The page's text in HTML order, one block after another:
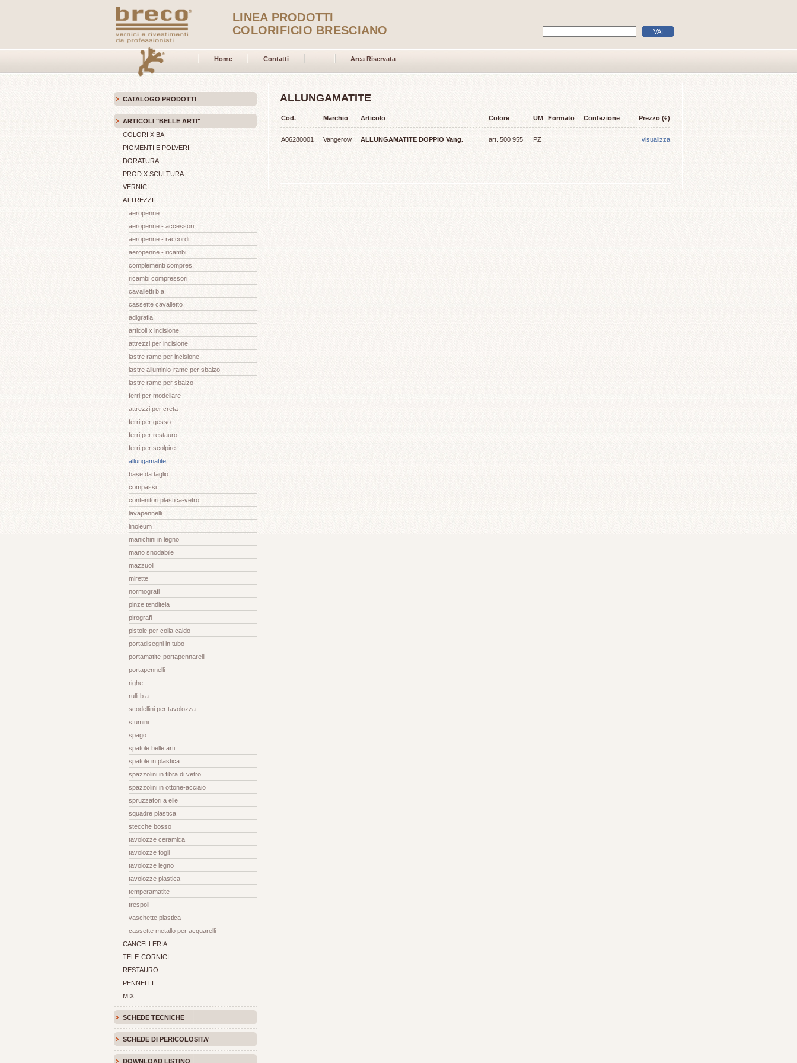
LINEA PRODOTTI
COLORIFICIO BRESCIANO
Home Contatti Area Riservata
CATALOGO PRODOTTI
ARTICOLI "BELLE ARTI"
COLORI X BA
PIGMENTI E POLVERI
DORATURA
PROD.X SCULTURA
VERNICI
ATTREZZI
aeropenne
aeropenne - accessori
aeropenne - raccordi
aeropenne - ricambi
complementi compres.
ricambi compressori
cavalletti b.a.
cassette cavalletto
adigrafia
articoli x incisione
attrezzi per incisione
lastre rame per incisione
lastre alluminio-rame per sbalzo
lastre rame per sbalzo
ferri per modellare
attrezzi per creta
ferri per gesso
ferri per restauro
ferri per scolpire
allungamatite
base da taglio
compassi
contenitori plastica-vetro
lavapennelli
linoleum
manichini in legno
mano snodabile
mazzuoli
mirette
normografi
pinze tenditela
pirografi
pistole per colla caldo
portadisegni in tubo
portamatite-portapennarelli
portapennelli
righe
rulli b.a.
scodellini per tavolozza
sfumini
spago
spatole belle arti
spatole in plastica
spazzolini in fibra di vetro
spazzolini in ottone-acciaio
spruzzatori a elle
squadre plastica
stecche bosso
tavolozze ceramica
tavolozze fogli
tavolozze legno
tavolozze plastica
temperamatite
trespoli
vaschette plastica
cassette metallo per acquarelli
CANCELLERIA
TELE-CORNICI
RESTAURO
PENNELLI
MIX
SCHEDE TECNICHE
SCHEDE DI PERICOLOSITA'
DOWNLOAD LISTINO
ALLUNGAMATITE
Cod. Marchio Articolo Colore UM Formato Confezione Prezzo (€)
A06280001 Vangerow ALLUNGAMATITE DOPPIO Vang. art. 500 955 PZ visualizza